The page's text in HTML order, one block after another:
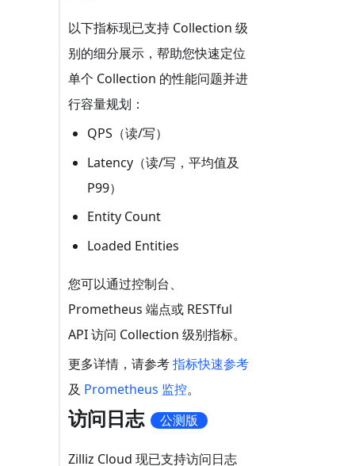
以下指标现已支持 Collection 级
别的细分展示，帮助您快速定位
单个 Collection 的性能问题并进
行容量规划：
QPS（读/写）
Latency（读/写，平均值及
P99）
Entity Count
Loaded Entities
您可以通过控制台、
Prometheus 端点或 RESTful
API 访问 Collection 级别指标。
更多详情，请参考指标快速参考
及 Prometheus 监控。
访问日志 公测版
Zilliz Cloud 现已支持访问日志